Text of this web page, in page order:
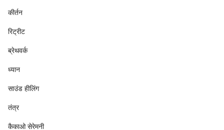
कीर्तन
रिट्रीट
ब्रेथवर्क
ध्यान
साउंड हीलिंग
तंत्र
कैकाओ सेरेमनी